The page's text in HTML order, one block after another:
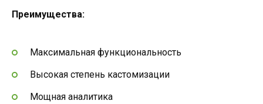
Преимущества:
Максимальная функциональность
Высокая степень кастомизации
Мощная аналитика